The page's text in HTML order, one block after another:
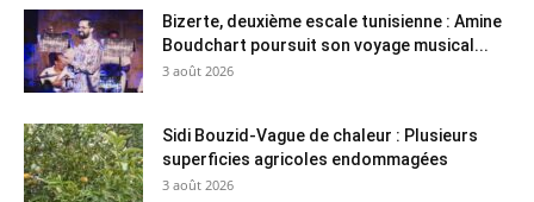
Bizerte, deuxième escale tunisienne : Amine
Boudchart poursuit son voyage musical...
3 août 2026
Sidi Bouzid-Vague de chaleur : Plusieurs
superficies agricoles endommagées
3 août 2026